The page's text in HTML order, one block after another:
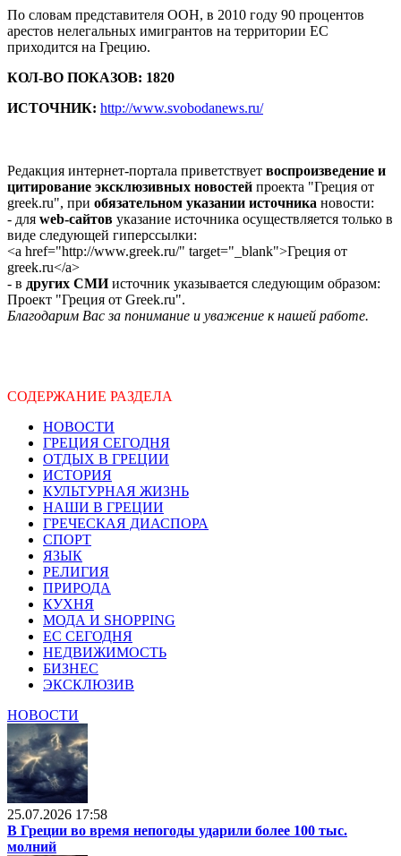
По словам представителя ООН, в 2010 году 90 процентов
арестов нелегальных имигрантов на территории ЕС
приходится на Грецию.
КОЛ-ВО ПОКАЗОВ: 1820
ИСТОЧНИК: http://www.svobodanews.ru/
Редакция интернет-портала приветствует воспроизведение и
цитирование эксклюзивных новостей проекта "Греция от
greek.ru", при обязательном указании источника новости:
- для web-сайтов указание источника осуществляется только в
виде следующей гиперссылки:
<a href="http://www.greek.ru/" target="_blank">Греция от
greek.ru</a>
- в других СМИисточник указывается следующим образом:
Проект "Греция от Greek.ru".
Благодарим Вас за понимание и уважение к нашей работе.
СОДЕРЖАНИЕ РАЗДЕЛА
НОВОСТИ
ГРЕЦИЯ СЕГОДНЯ
ОТДЫХ В ГРЕЦИИ
ИСТОРИЯ
КУЛЬТУРНАЯ ЖИЗНЬ
НАШИ В ГРЕЦИИ
ГРЕЧЕСКАЯ ДИАСПОРА
СПОРТ
ЯЗЫК
РЕЛИГИЯ
ПРИРОДА
КУХНЯ
МОДА И SHOPPING
ЕС СЕГОДНЯ
НЕДВИЖИМОСТЬ
БИЗНЕС
ЭКСКЛЮЗИВ
НОВОСТИ
25.07.2026 17:58
В Греции во время непогоды ударили более 100 тыс.
молний